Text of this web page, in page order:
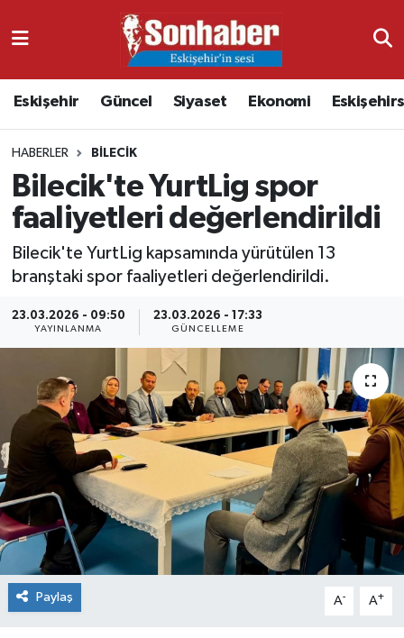
Eskişehir Güncel Siyaset Ekonomi
HABERLER BILECIK
Bilecik'te YurtLig spor
faaliyetleri değerlendirildi
Bilecik'te YurtLig kapsamında yürütülen 13
branştaki spor faaliyetleri değerlendirildi.
23.03.2026 - 09:50
YAYINLANMA
23.03.2026 - 17:33
GÜNCELLEME
Paylaş A- A+
Ekonomi
Güncel
Kültür & Sanat
Sağlık
Siyaset
Spor
Nöbetçi Eczaneler
Namaz Vakitleri
Trafik Durumu
Süper Lig Puan Durumu ve Fikstür
Haber Arşivi